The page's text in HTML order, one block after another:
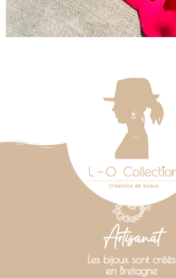
Artisanat
Les bijoux sont créés
en Bretagne